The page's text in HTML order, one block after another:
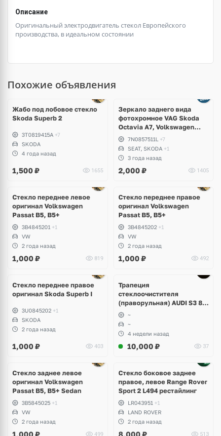
Описание
Оригинальный электродвигатель стекол Европейского
производства, в идеальном состоянии
Похожие объявления
Жабо под лобовое стекло
Skoda Superb 2
3T0819415A +7
SKODA
4 года назад
1,500 ₽ 1655
Зеркало заднего вида
фотохромное VAG Skoda
Octavia A7, Volkswagen
Passat CC, Golf 7, e-Golf,
Sharan, Seat Leon,
Alhambra
7N0857511L
+7
SEAT, SKODA +1
3 года назад
2,000 ₽ 1405
Стекло переднее левое
оригинал Volkswagen
Passat B5, B5+
3B4845201 +1
VW
2 года назад
1,000 ₽ 819
Стекло переднее правое
оригинал Volkswagen
Passat B5, B5+
3B4845202 +1
VW
2 года назад
1,000 ₽ 492
Стекло переднее правое
оригинал Skoda Superb I
3U0845202 +1
SKODA
2 года назад
1,000 ₽ 403
Трапеция
стеклоочистителя
(праворульная) AUDI S3 8Y
8Y2955023B
~
~
4 недели назад
10,000 ₽ 37
Стекло заднее левое
оригинал Volkswagen
Passat B5, B5+ Sedan
3B5845025 +1
VW
2 года назад
1,000 ₽ 499
Стекло боковое заднее
правое, левое Range Rover
Sport 2 L494 рестайлинг
LR043951 +1
LAND ROVER
2 года назад
8,000 ₽ 513